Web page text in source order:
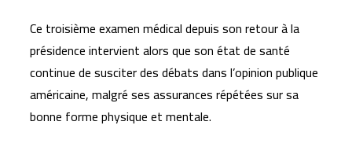
Ce troisième examen médical depuis son retour à la
présidence intervient alors que son état de santé
continue de susciter des débats dans l’opinion publique
américaine, malgré ses assurances répétées sur sa
bonne forme physique et mentale.